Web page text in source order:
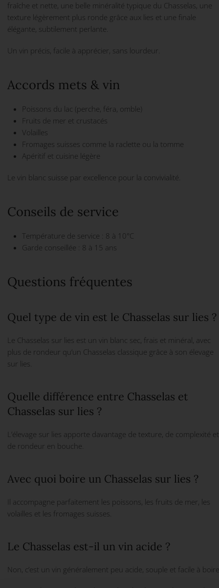
fraîche et nette, une belle minéralité typique du Chasselas, une
texture légèrement plus ronde grâce aux lies et une finale
élégante, subtilement perlante.
Un vin précis, facile à apprécier, sans lourdeur.
Accords mets & vin
Poissons du lac (perche, féra, omble)
Fruits de mer et crustacés
Volailles
Fromages suisses comme la raclette ou la tomme
Apéritif et cuisine légère
Le vin blanc suisse par excellence pour la convivialité.
Conseils de service
Température de service : 8 à 10°C
Garde conseillée : 8 à 15 ans
Questions fréquentes
Quel type de vin est le Chasselas sur lies ?
Le Chasselas sur lies est un vin blanc sec, frais et minéral, avec
plus de rondeur qu’un Chasselas classique grâce à son élevage
sur lies.
Quelle différence entre Chasselas et
Chasselas sur lies ?
L’élevage sur lies apporte davantage de texture, de complexité et
de rondeur en bouche.
Avec quoi boire un Chasselas sur lies ?
Il accompagne parfaitement les poissons, les fruits de mer, les
volailles et les fromages suisses.
Le Chasselas est-il un vin acide ?
Non, c’est un vin généralement peu acide, souple et facile à